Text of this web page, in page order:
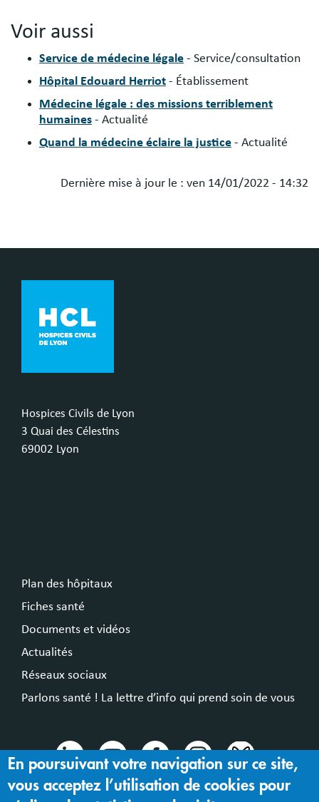
Voir aussi
Service de médecine légale - Service/consultation
Hôpital Edouard Herriot - Établissement
Médecine légale : des missions terriblement
humaines - Actualité
Quand la médecine éclaire la justice - Actualité
Dernière mise à jour le : ven 14/01/2022 - 14:32
Hospices Civils de Lyon
3 Quai des Célestins
69002 Lyon
Plan des hôpitaux
Fiches santé
Documents et vidéos
Actualités
Réseaux sociaux
Parlons santé ! La lettre d’info qui prend soin de vous
En poursuivant votre navigation sur ce site,
vous acceptez l’utilisation de cookies pour